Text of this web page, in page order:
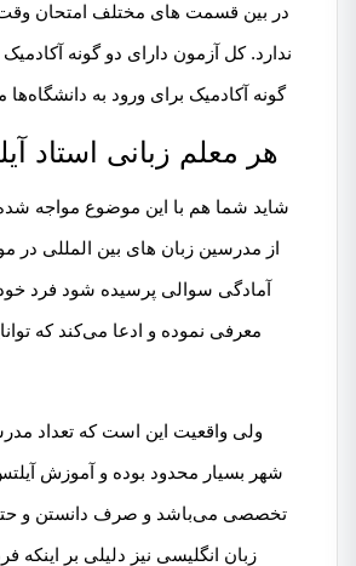
در بین قسمت های مختلف امتحان
ندارد. کل آزمون دارای دو گونه
گونه آکادمیک برای ورود به دانشگاه‌ها
هر معلم زبانی استاد
شاید شما هم با این موضوع مواجه شده
از مدرسین زبان های بین المللی در
آمادگی سوالی پرسیده شود فرد
معرفی نموده و ادعا می‌کند که
ولی واقعیت این است که تعداد
شهر بسیار محدود بوده و آموزش
تخصصی می‌باشد و صرف دانستن و
زبان انگلیسی نیز دلیلی بر اینکه